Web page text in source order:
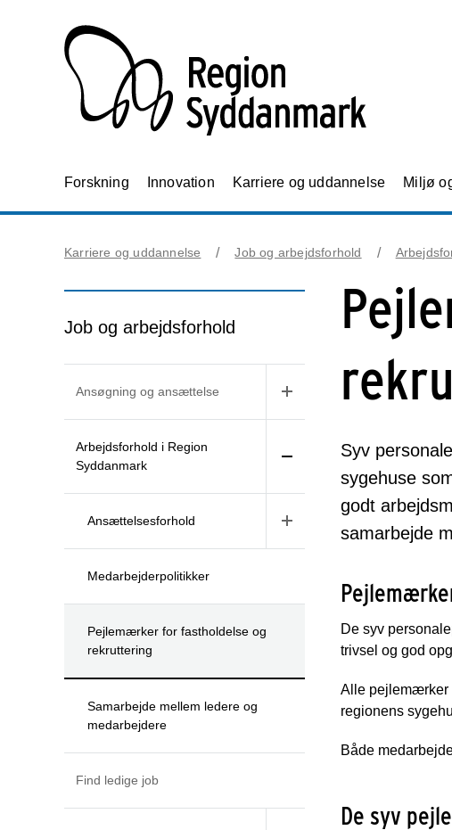
Forskning Innovation Karriere og uddannelse Miljø
Karriere og uddannelse Job og arbejdsforhold
Job og arbejdsforhold
Ansøgning og ansættelse
Arbejdsforhold i Region
Syddanmark
Ansættelsesforhold
Medarbejderpolitikker
Pejlemærker for fastholdelse og
rekruttering
Samarbejde mellem ledere og
medarbejdere
Find ledige job
Syv
sygehuse
godt
samarbejde
De syv
trivsel og god
Alle pejlemærker
regionens
Både
De syv